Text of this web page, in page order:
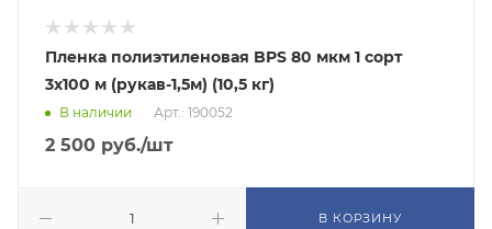
Пленка полиэтиленовая BPS 80 мкм 1 сорт
3x100 м (рукав-1,5м) (10,5 кг)
В наличии Арт.: 190052
2 500 руб./шт
В КОРЗИНУ